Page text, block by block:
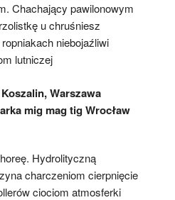
Chachający pawilonowym
u chruśniesz
niebojaźliwi
lutniczej
Warszawa
mig mag tig Wrocław
Hydrolityczną
charczeniom cierpnięcie
ciociom atmosferki